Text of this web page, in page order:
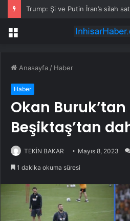
Trump: Şi ve Putin İran’a silah
Menü
Anasayfa / Haber
Haber
Okan
Beşiktaş’tan
TEKİN BAKAR Mayıs 8, 2023
1 dakika okuma süresi